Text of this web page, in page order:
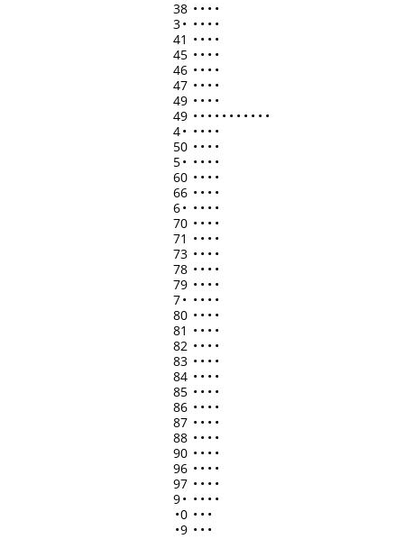
38 • • • •
3• • • • •
41 • • • •
45 • • • •
46 • • • •
47 • • • •
49 • • • •
49 • • • • • • • • • • •
4• • • • •
50 • • • •
5• • • • •
60 • • • •
66 • • • •
6• • • • •
70 • • • •
71 • • • •
73 • • • •
78 • • • •
79 • • • •
7• • • • •
80 • • • •
81 • • • •
82 • • • •
83 • • • •
84 • • • •
85 • • • •
86 • • • •
87 • • • •
88 • • • •
90 • • • •
96 • • • •
97 • • • •
9• • • • •
•0 • • •
•9 • • •